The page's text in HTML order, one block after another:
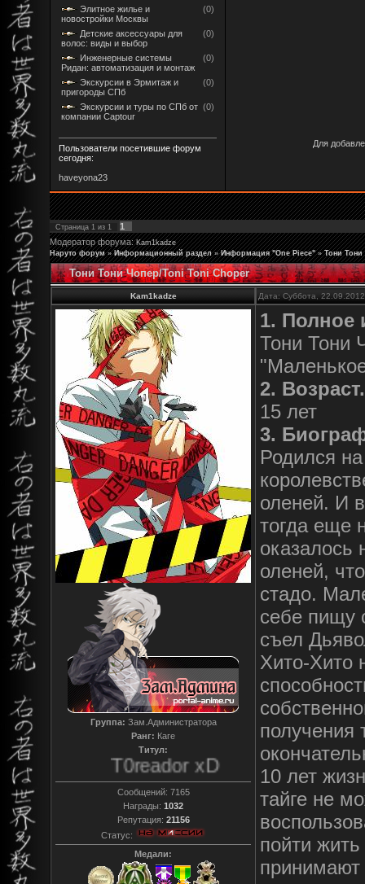
Элитное жилье и
новостройки Москвы
(0)
Детские аксессуары для
волос: виды и выбор
(0)
Инженерные системы
Ридан: автоматизация и монтаж
(0)
Экскурсии в Эрмитаж и
пригороды СПб
(0)
Экскурсии и туры по СПб от
компании Captour
(0)
Пользователи посетившие форум
сегодня:
haveyona23
Для
Страница 1 из 1
1
Модератор форума:Kam1kadze
Наруто форум » Информационный раздел » Информация "One Piece" » Тони
Тони Тони Чопер/Toni Toni Choper
Kam1kadze Дата: Суббота,
Группа: Зам.Администратора
Ранг: Каге
Титул:
T0reador xD
Сообщений: 7165
Награды: 1032
Репутация: 21156
Статус:
Медали:
1. Полное
Тони Тони
2. Возраст.
15 лет
3.
Родился
оленей. И
тогда еще
оказалось
оленей,
стадо.
себе пищу
съел
Хито-Хито
получения
10 лет
тайге не
пойти
принимают